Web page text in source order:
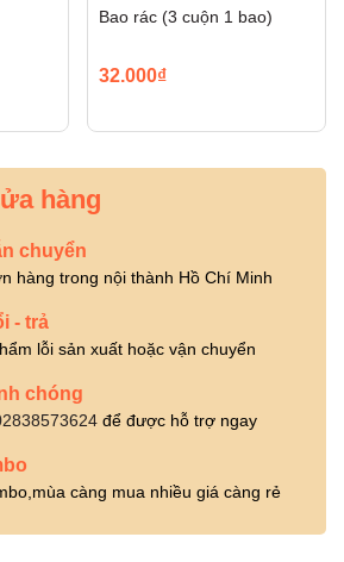
Bao rác (3 cuộn 1 bao)
32.000₫
hàng
chuyển
hàng trong nội thành Hồ Chí Minh
- trả
lỗi sản xuất hoặc vận chuyển
chóng
để được hỗ trợ ngay
càng mua nhiều giá càng rẻ